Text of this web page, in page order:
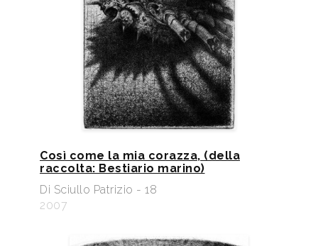
Così come la mia corazza, (della
raccolta: Bestiario marino)
Di Sciullo Patrizio - 18
2007